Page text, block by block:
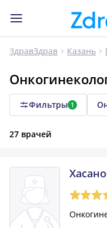
ЗдравЗдрав Казань
Фильтры 1
27 врачей